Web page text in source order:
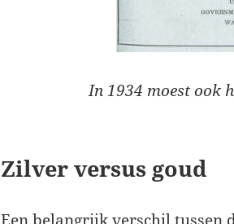
In 1934 moest ook
Zilver versus goud